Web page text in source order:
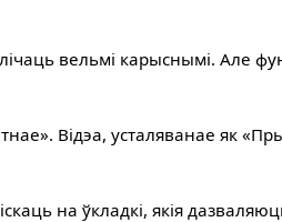
вельмі карыснымі. Але
Відэа, усталяванае як
на ўкладкі, якія